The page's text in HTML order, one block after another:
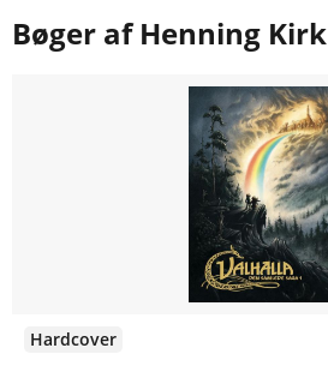
Bøger af Henning Kirk
Hardcover